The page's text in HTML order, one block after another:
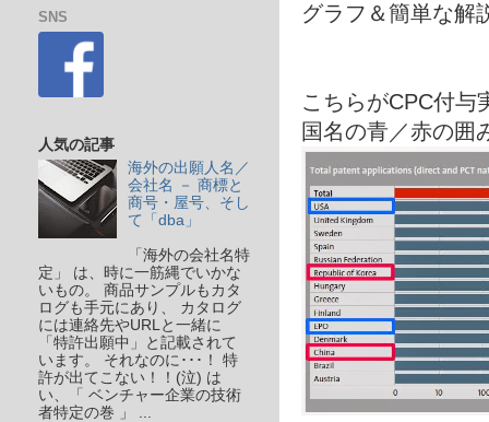
グラフ＆簡単な解
こちらがCPC付与
国名の青／赤の囲
SNS
人気の記事
海外の出願人名／
会社名 － 商標と
商号・屋号、そし
て「dba」
「海外の会社名特
定」 は、時に一筋縄でいかな
いもの。 商品サンプルもカタ
ログも手元にあり、 カタログ
には連絡先やURLと一緒に
「特許出願中」と記載されて
います。 それなのに･･･！ 特
許が出てこない！！(泣) は
い、「 ベンチャー企業の技術
者特定の巻 」 ...